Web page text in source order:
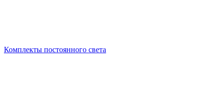
Комплекты постоянного света